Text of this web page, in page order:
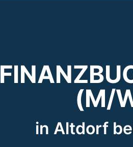
(M/
in Altdorf